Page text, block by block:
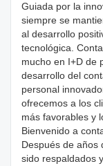
Guiada por la
siempre se
al desarrollo
tecnológica.
mucho en I+D de
desarrollo del
personal
ofrecemos a los
más favorables y
Bienvenido a
Después de años
sido respaldados